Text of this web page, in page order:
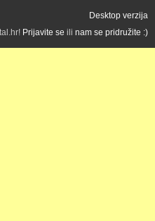
Desktop verzija
Prijavite se ili nam se pridružite :)